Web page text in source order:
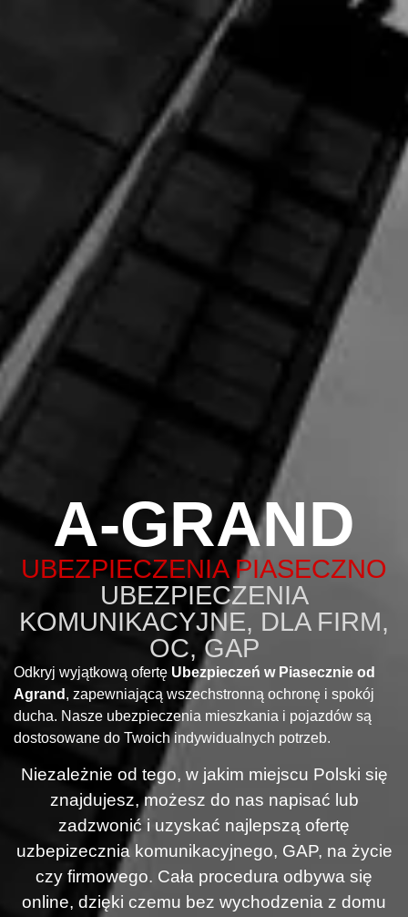
A-GRAND
UBEZPIECZENIA PIASECZNO
UBEZPIECZENIA
KOMUNIKACYJNE, DLA FIRM,
OC, GAP
Odkryj wyjątkową ofertę Ubezpieczeń w Piasecznie od
Agrand , zapewniającą wszechstronną ochronę i spokój
ducha. Nasze ubezpieczenia mieszkania i pojazdów są
dostosowane do Twoich indywidualnych potrzeb.
Niezależnie od tego, w jakim miejscu Polski się
znajdujesz, możesz do nas napisać lub
zadzwonić i uzyskać najlepszą ofertę
uzbepizecznia komunikacyjnego, GAP, na życie
czy firmowego. Cała procedura odbywa się
online, dzięki czemu bez wychodzenia z domu